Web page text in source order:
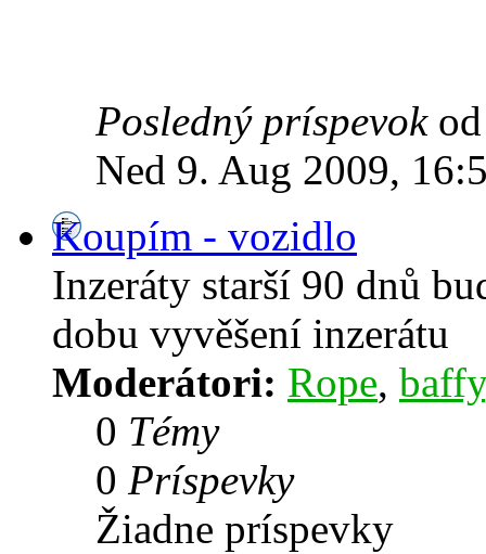
Posledný príspevok
Ned 9. Aug 2009,
Koupím - vozidlo
Inzeráty starší 90 dnů
dobu vyvěšení inzerátu
Moderátori: Rope, baffy
0 Témy
0 Príspevky
Žiadne príspevky